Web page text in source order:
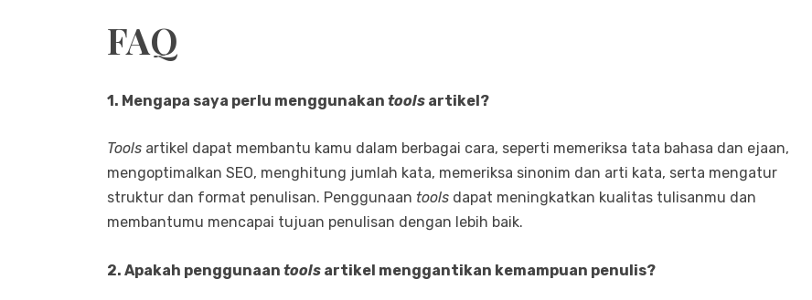
FAQ
1. Mengapa saya perlu menggunakan tools artikel?
Tools artikel dapat membantu kamu dalam berbagai cara, seperti memeriksa tata bahasa dan ejaan,
mengoptimalkan SEO, menghitung jumlah kata, memeriksa sinonim dan arti kata, serta mengatur
struktur dan format penulisan. Penggunaan tools dapat meningkatkan kualitas tulisanmu dan
membantumu mencapai tujuan penulisan dengan lebih baik.
2. Apakah penggunaan tools artikel menggantikan kemampuan penulis?